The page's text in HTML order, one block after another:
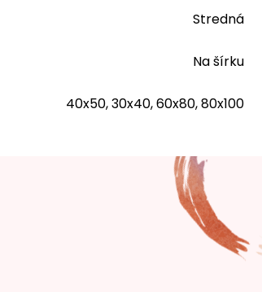
Stredná
Na šírku
40x50, 30x40, 60x80, 80x100